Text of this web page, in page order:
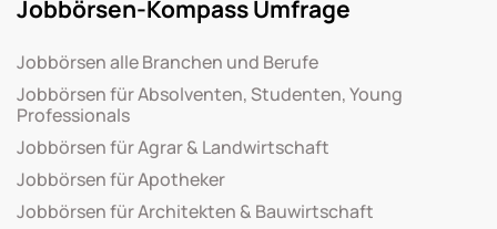
Jobbörsen-Kompass Umfrage
Jobbörsen alle Branchen und Berufe
Jobbörsen für Absolventen, Studenten, Young
Professionals
Jobbörsen für Agrar & Landwirtschaft
Jobbörsen für Apotheker
Jobbörsen für Architekten & Bauwirtschaft